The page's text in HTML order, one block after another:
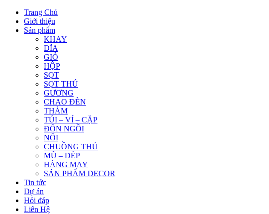
Trang Chủ
Giới thiệu
Sản phẩm
KHAY
ĐĨA
GIỎ
HỘP
SỌT
SỌT THÚ
GƯƠNG
CHAO ĐÈN
THẢM
TÚI – VÍ – CẶP
ĐÔN NGỒI
NÔI
CHUỒNG THÚ
MŨ – DÉP
HÀNG MAY
SẢN PHẨM DECOR
Tin tức
Dự án
Hỏi đáp
Liên Hệ